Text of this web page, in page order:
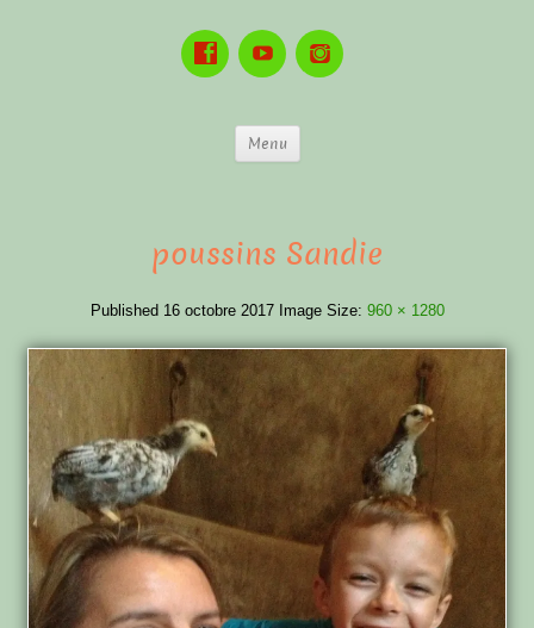
Menu
poussins Sandie
Published 16 octobre 2017 Image Size: 960 × 1280